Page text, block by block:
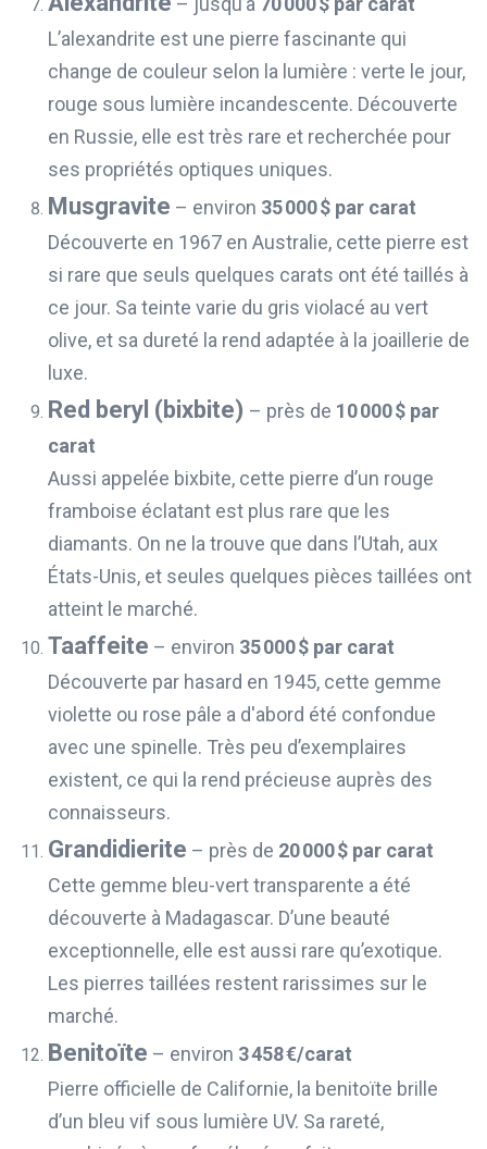
L’alexandrite est une pierre fascinante qui
change de couleur selon la lumière : verte le jour,
rouge sous lumière incandescente. Découverte
en Russie, elle est très rare et recherchée pour
ses propriétés optiques uniques.
Musgravite – environ 35 000 $ par carat
Découverte en 1967 en Australie, cette pierre est
si rare que seuls quelques carats ont été taillés à
ce jour. Sa teinte varie du gris violacé au vert
olive, et sa dureté la rend adaptée à la joaillerie de
luxe.
Red beryl (bixbite) – près de 10 000 $ par
carat
Aussi appelée bixbite, cette pierre d’un rouge
framboise éclatant est plus rare que les
diamants. On ne la trouve que dans l’Utah, aux
États-Unis, et seules quelques pièces taillées ont
atteint le marché.
Taaffeite – environ 35 000 $ par carat
Découverte par hasard en 1945, cette gemme
violette ou rose pâle a d'abord été confondue
avec une spinelle. Très peu d’exemplaires
existent, ce qui la rend précieuse auprès des
connaisseurs.
Grandidierite – près de 20 000 $ par carat
Cette gemme bleu-vert transparente a été
découverte à Madagascar. D’une beauté
exceptionnelle, elle est aussi rare qu’exotique.
Les pierres taillées restent rarissimes sur le
marché.
Benitoïte – environ 3 458 €/carat
Pierre officielle de Californie, la benitoïte brille
d’un bleu vif sous lumière UV. Sa rareté,